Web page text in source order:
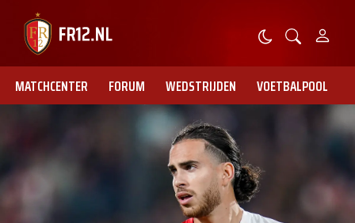
MATCHCENTER FORUM WEDSTRIJDEN VOETBALPOOL